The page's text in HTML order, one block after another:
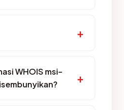
WHOIS msi-